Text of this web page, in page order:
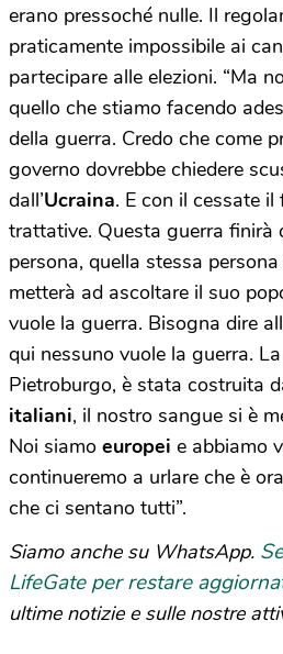
erano pressoché nulle. Il
praticamente impossibile ai
partecipare alle elezioni. “Ma
quello che stiamo facendo
della guerra. Credo che come
governo dovrebbe chiedere
dall’Ucraina. E con il cessate
trattative. Questa guerra finirà
persona, quella stessa
metterà ad ascoltare il suo
vuole la guerra. Bisogna dire
qui nessuno vuole la guerra.
Pietroburgo, è stata costruita
italiani, il nostro sangue si è
Noi siamo europei e abbiamo
continueremo a urlare che è
che ci sentano tutti”.
Siamo anche su WhatsApp.
LifeGate per restare
ultime notizie e sulle nostre